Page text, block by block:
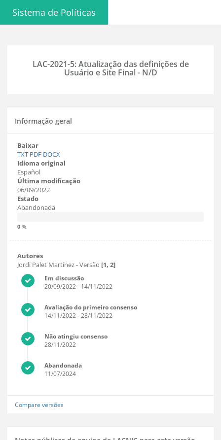
Sistema de Políticas
LAC-2021-5: Atualização das definições de
Usuário e Site Final - N/D
Informação geral
Baixar
TXT PDF DOCX
Idioma original
Español
Última modificação
06/09/2022
Estado
Abandonada
0 %.
Autores
Jordi Palet Martínez- Versão [1, 2]
Em discussão
20/09/2022- 14/11/2022
Avaliação do primeiro consenso
14/11/2022- 28/11/2022
Não atingiu consenso
28/11/2022
Abandonada
11/07/2024
Compare versões